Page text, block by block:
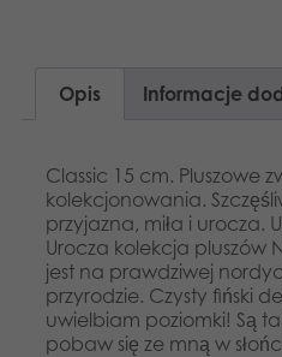
Norsk
Opis Informacje
Classic 15 cm. Pluszowe
kolekcjonowania.
przyjazna, miła i urocza.
Urocza kolekcja pluszów
jest na prawdziwej
przyrodzie. Czysty fiński
uwielbiam poziomki! Są
pobaw się ze mną w